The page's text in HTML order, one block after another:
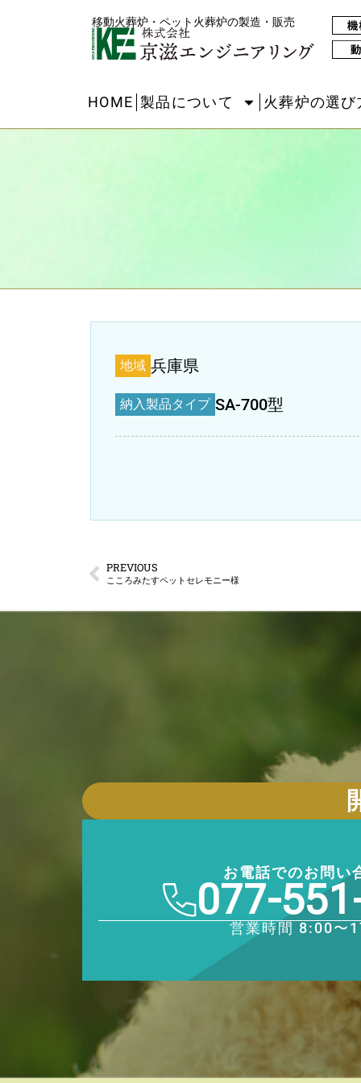
移動火葬炉・ペット火葬炉の製造・販売
HOME 製品について 火葬炉の選び
地域 兵庫県
納入製品タイプ SA-700型
PREVIOUS
こころみたすペットセレモニー様
お電話でのお問い
077-
営業時間 8:00〜